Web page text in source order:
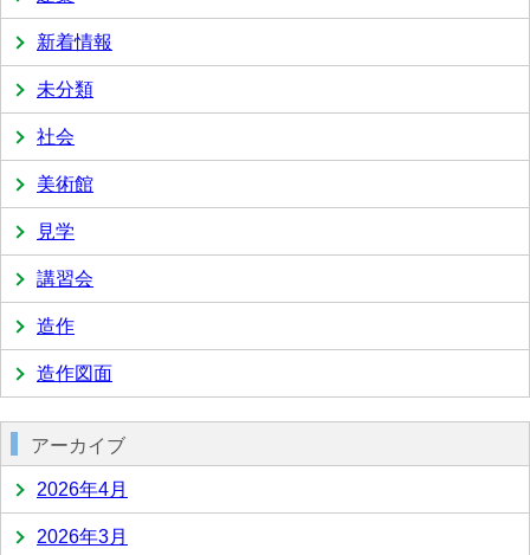
新着情報
未分類
社会
美術館
見学
講習会
造作
造作図面
アーカイブ
2026年4月
2026年3月